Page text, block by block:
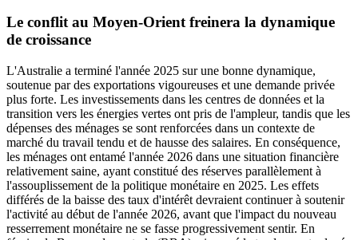
Le conflit au Moyen-Orient freinera la dynamique
de croissance
L'Australie a terminé l'année 2025 sur une bonne dynamique,
soutenue par des exportations vigoureuses et une demande privée
plus forte. Les investissements dans les centres de données et la
transition vers les énergies vertes ont pris de l'ampleur, tandis que les
dépenses des ménages se sont renforcées dans un contexte de
marché du travail tendu et de hausse des salaires. En conséquence,
les ménages ont entamé l'année 2026 dans une situation financière
relativement saine, ayant constitué des réserves parallèlement à
l'assouplissement de la politique monétaire en 2025. Les effets
différés de la baisse des taux d'intérêt devraient continuer à soutenir
l'activité au début de l'année 2026, avant que l'impact du nouveau
resserrement monétaire ne se fasse progressivement sentir. En